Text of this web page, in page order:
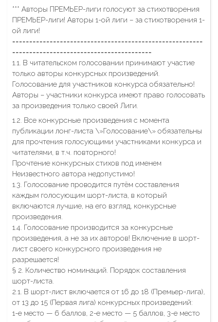
*** Авторы ПРЕМЬЕР-лиги голосуют за стихотворения
ПРЕМЬЕР-лиги! Авторы 1-ой лиги – за стихотворения 1-
ой лиги!
========================================================
=========================================
1.1. В читательском голосовании принимают участие
только авторы конкурсных произведений.
Голосование для участников конкурса обязательно!
Авторы – участники конкурса имеют право голосовать
за произведения только своей Лиги.
1.2. Все конкурсные произведения с момента
публикации лонг-листа \»Голосование\» обязательны
для прочтения голосующими участниками конкурса и
читателями, в т.ч. повторного!
Прочтение конкурсных стихов под именем
Неизвестного автора недопустимо!
1.3. Голосование проводится путём составления
каждым голосующим шорт-листа, в который
включаются лучшие, на его взгляд, конкурсные
произведения.
1.4. Голосование производится за конкурсные
произведения, а не за их авторов! Включение в шорт-
лист своего конкурсного произведения не
разрешается!
§ 2. Количество номинаций. Порядок составления
шорт-листа.
2.1. В шорт-лист включается от 16 до 18 (Премьер-лига),
от 13 до 15 (Первая лига) конкурсных произведений:
1-е место — 6 баллов, 2-е место — 5 баллов, 3-е место